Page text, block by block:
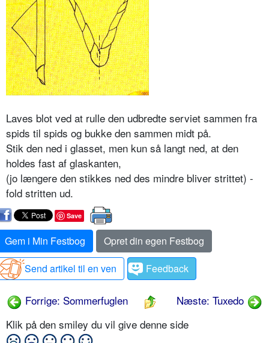
Laves blot ved at rulle den udbredte serviet sammen fra
spids til spids og bukke den sammen midt på.
Stik den ned i glasset, men kun så langt ned, at den
holdes fast af glaskanten,
(jo længere den stikkes ned des mindre bliver strittet) -
fold stritten ud.
Save
Gem i Min Festbog
Opret din egen Festbog
Send artikel til en ven
Feedback
Forrige: Sommerfuglen
Næste: Tuxedo
Klik på den smiley du vil give denne side